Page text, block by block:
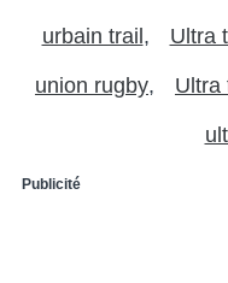
urbain trail Ultra
union rugby Ultra
Publicité